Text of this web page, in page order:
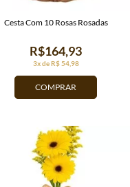
COMPRAR
3x de R$ 54,98
R$164,93
Cesta Com 10 Rosas Rosadas